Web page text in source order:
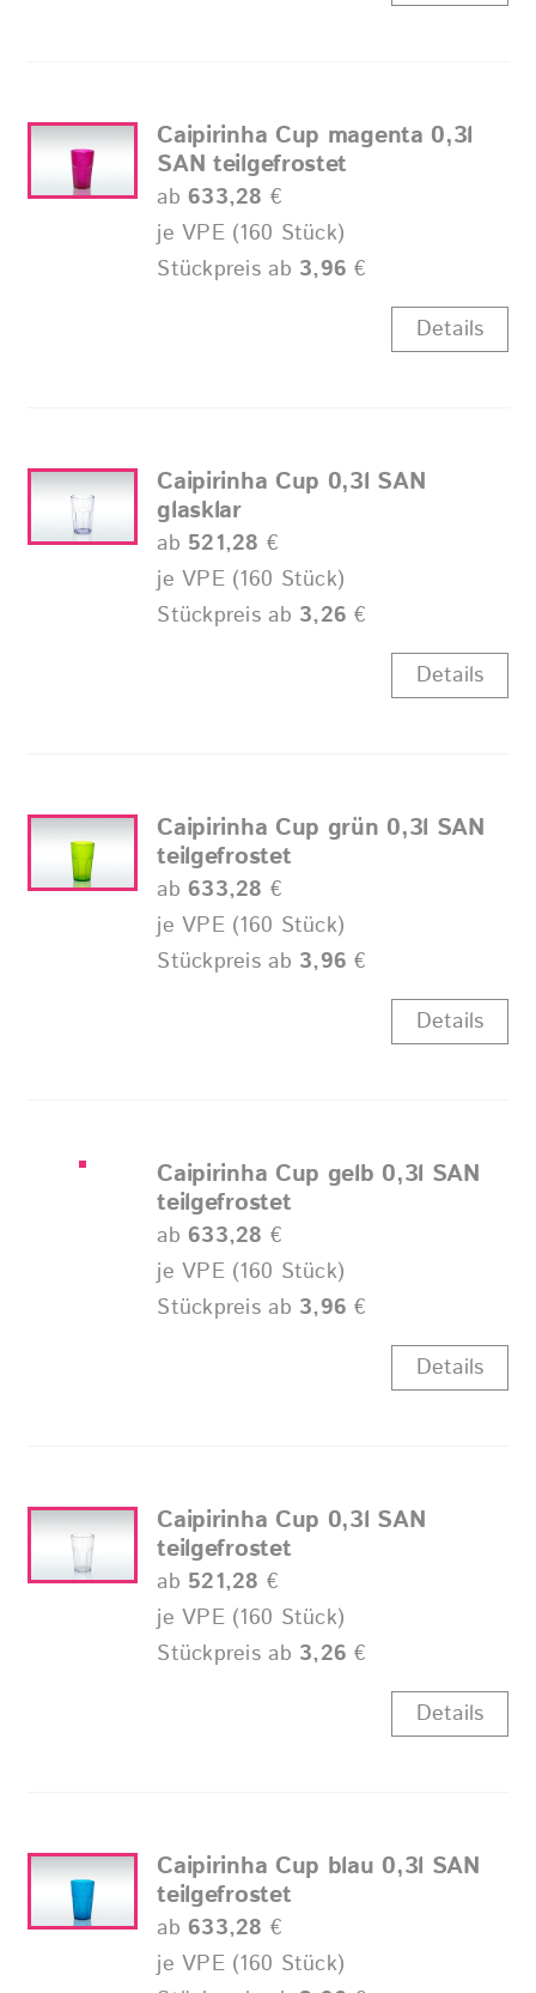
Caipirinha Cup magenta 0,3l
SAN teilgefrostet
ab633,28 €
je VPE (160 Stück)
Stückpreis ab 3,96 €
Details
Caipirinha Cup 0,3l SAN
glasklar
ab 521,28 €
je VPE (160 Stück)
Stückpreis ab 3,26 €
Details
Caipirinha Cup grün 0,3l SAN
teilgefrostet
ab633,28 €
je VPE (160 Stück)
Stückpreis ab 3,96 €
Details
Caipirinha Cup gelb 0,3l SAN
teilgefrostet
ab633,28 €
je VPE (160 Stück)
Stückpreis ab 3,96 €
Details
Caipirinha Cup 0,3l SAN
teilgefrostet
ab 521,28 €
je VPE (160 Stück)
Stückpreis ab 3,26 €
Details
Caipirinha Cup blau 0,3l SAN
teilgefrostet
ab633,28 €
je VPE (160 Stück)